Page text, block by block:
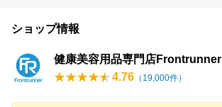
ショップ情報
健康美容用品専門店Frontrunner
4.76 （ 19,000件）